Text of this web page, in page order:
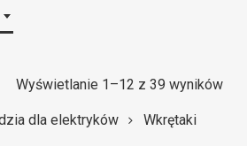
Wyświetlanie 1–12 z 39 wyników
dla elektryków Wkrętaki